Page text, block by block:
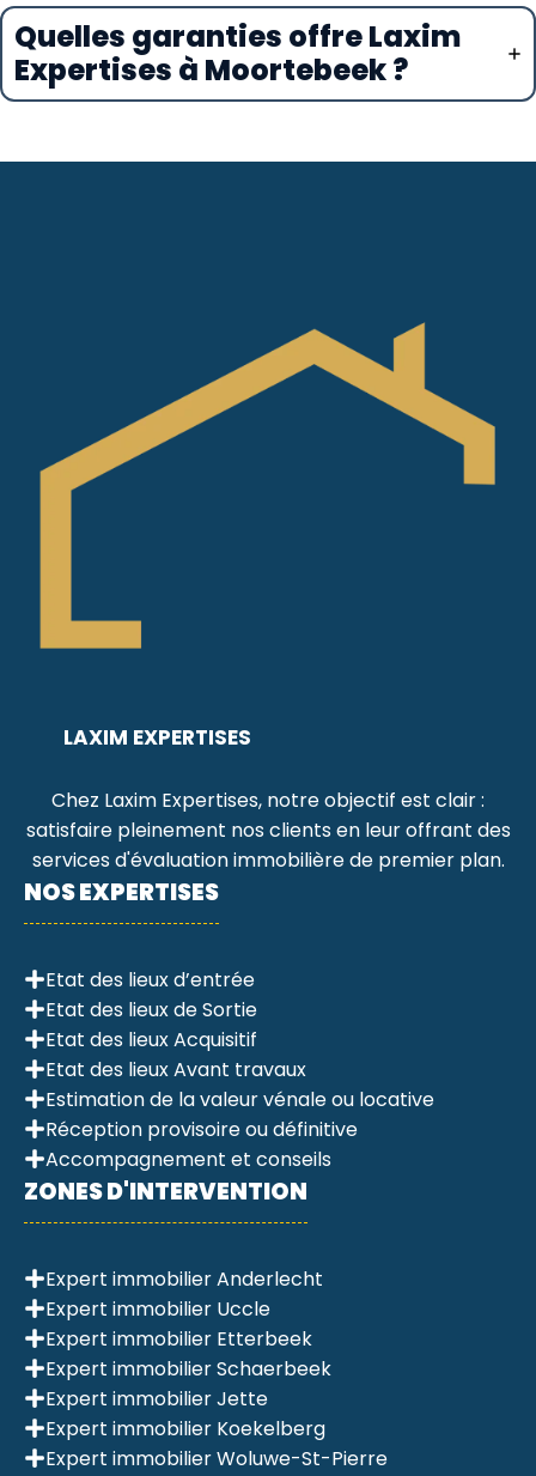
Quelles garanties offre Laxim
Expertises à Moortebeek ?
LAXIM EXPERTISES
Chez Laxim Expertises, notre objectif est clair :
satisfaire pleinement nos clients en leur offrant des
services d'évaluation immobilière de premier plan.
NOS EXPERTISES
Etat des lieux d’entrée
Etat des lieux de Sortie
Etat des lieux Acquisitif
Etat des lieux Avant travaux
Estimation de la valeur vénale ou locative
Réception provisoire ou définitive
Accompagnement et conseils
ZONES D'INTERVENTION
Expert immobilier Anderlecht
Expert immobilier Uccle
Expert immobilier Etterbeek
Expert immobilier Schaerbeek
Expert immobilier Jette
Expert immobilier Koekelberg
Expert immobilier Woluwe-St-Pierre